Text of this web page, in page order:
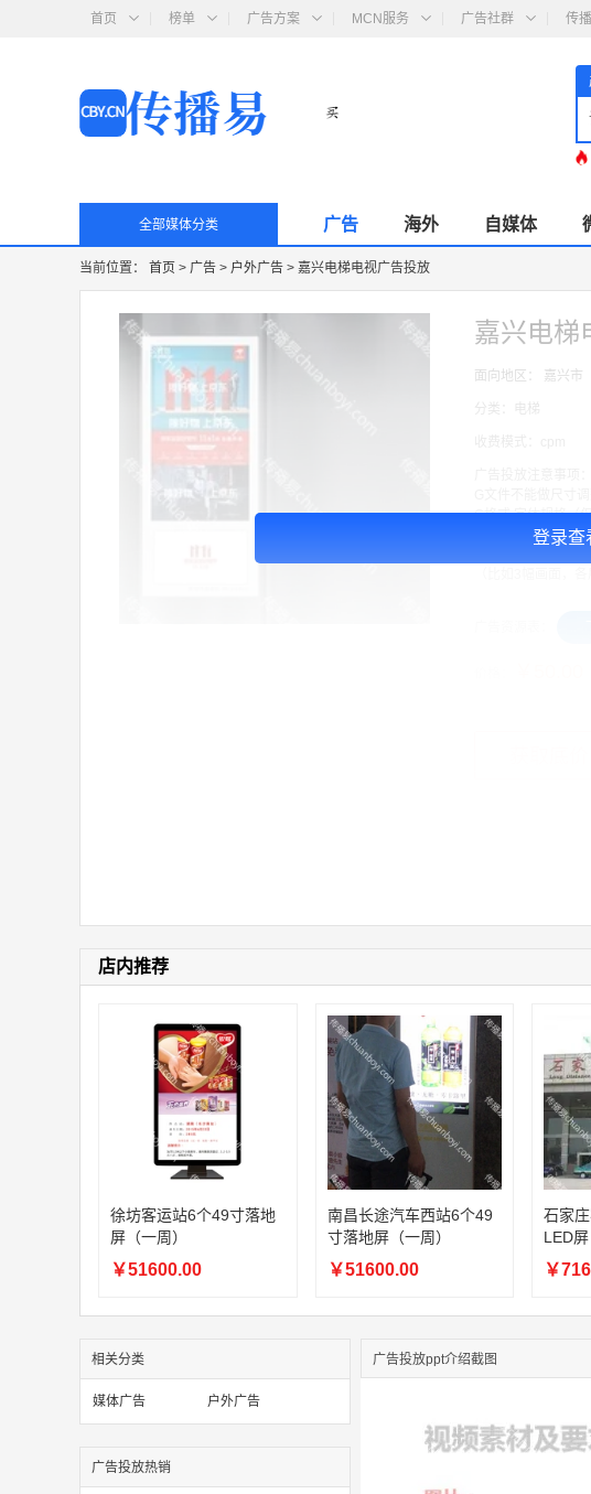
首页 榜单 广告方案 MCN服务 广告社群 传
全部媒体分类 广告 海外 自媒体
当前位置： 首页 > 广告 > 户外广告 > 嘉兴电梯电视广告投放
登录查
嘉兴电梯
面向地区： 嘉兴市
分类：电梯
C格式 字体规格（
号\偏大（副标等
50-60号\偏大（标
05:24:34
06:11:20
05:17:23
03:00:41
05:19:34
02:35:25
03:13:22
03:20:56
01:59:39
04:12:36
店内推荐
徐坊客运站6个49寸落地
屏（一周）
￥51600.00
南昌长途汽车西站6个49
寸落地屏（一周）
￥51600.00
石家
LED屏（5
周）
￥
相关分类
媒体广告 户外广告
广告投放热销
广告投放ppt介绍截图